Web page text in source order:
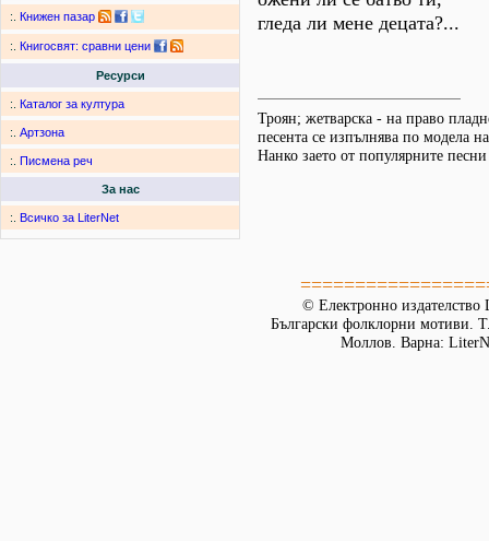
:. Книжен пазар
:. Книгосвят: сравни цени
Ресурси
:. Каталог за култура
:. Артзона
:. Писмена реч
За нас
:. Всичко за LiterNet
гледа ли мене децата?...
Троян; жетварска - на право
песента се изпълнява по модела
Нанко заето от популярните
© Електронно издателство
Български фолклорни мотиви.
Моллов. Варна: